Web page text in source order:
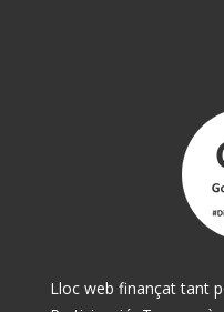
Lloc web finançat tant